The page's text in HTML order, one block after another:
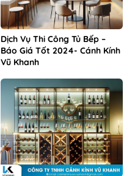
Dịch Vụ Thi Công Tủ Bếp –
Báo Giá Tốt 2024- Cánh Kính
Vũ Khanh